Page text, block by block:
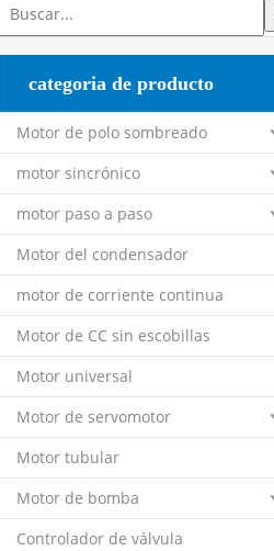
categoria de producto
Motor de polo sombreado
motor sincrónico
motor paso a paso
Motor del condensador
motor de corriente continua
Motor de CC sin escobillas
Motor universal
Motor de servomotor
Motor tubular
Motor de bomba
Controlador de válvula